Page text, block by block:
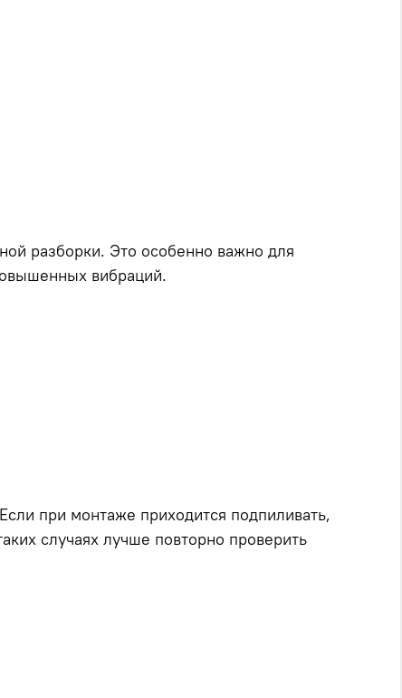
разборки. Это особенно важно для
вибраций.
при монтаже приходится подпиливать,
случаях лучше повторно проверить